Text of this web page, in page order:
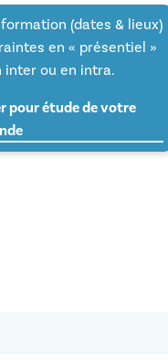
(dates & lieux)
en « présentiel »
inter ou en intra.
pour étude de votre